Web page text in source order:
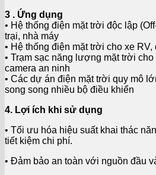
3 . Ứng dụng
• Hệ thống điện mặt trời độc lập
trại, nhà máy
• Hệ thống điện mặt trời cho xe RV,
• Trạm sạc năng lượng mặt trời
camera an ninh
• Các dự án điện mặt trời quy mô
song song nhiều bộ điều khiển
4. Lợi ích khi sử dụng
• Tối ưu hóa hiệu suất khai thác
tiết kiệm chi phí.
• Đảm bảo an toàn với nguồn đầu